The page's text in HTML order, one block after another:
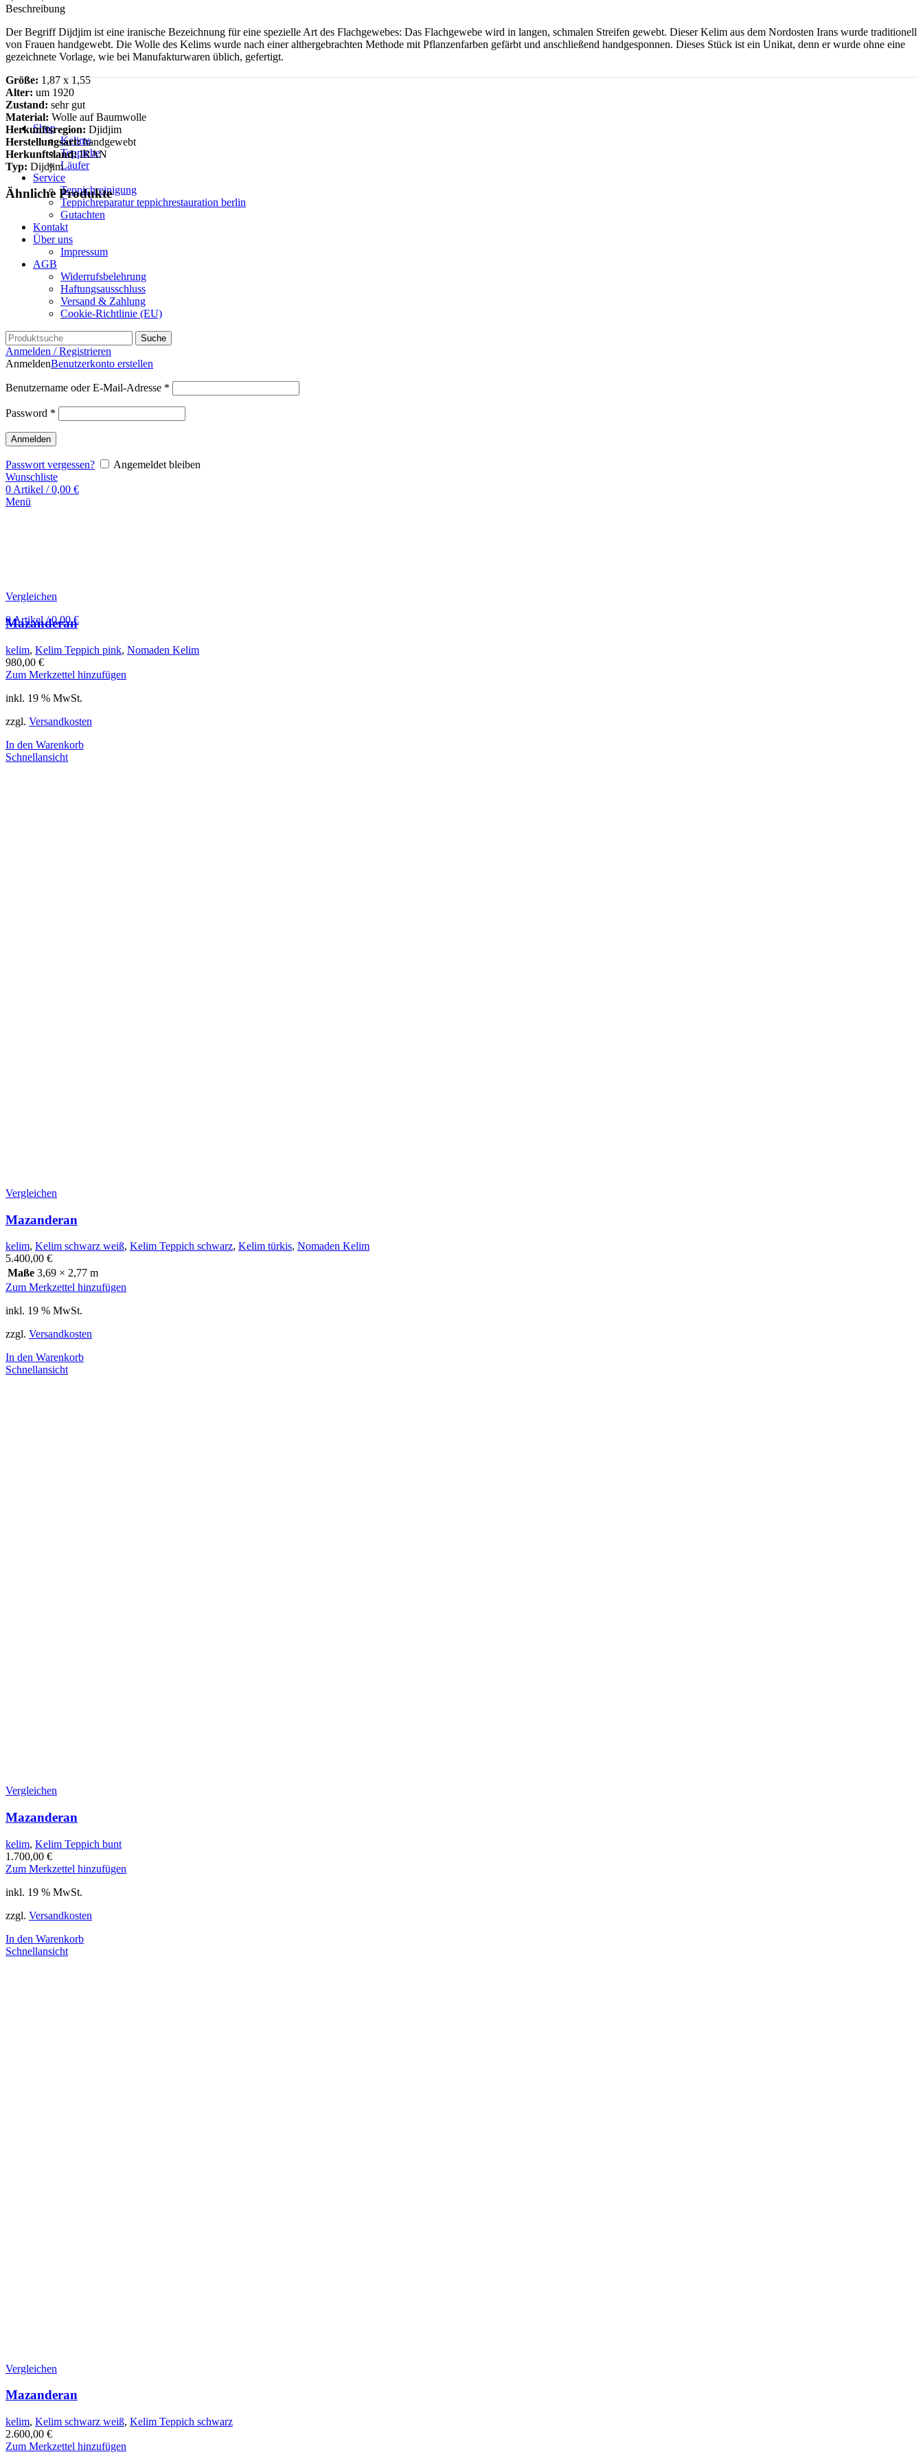
Shop
Kelims
Teppiche
Läufer
Service
Teppichreinigung
Teppichreparatur teppichrestauration berlin
Gutachten
Kontakt
Über uns
Impressum
AGB
Widerrufsbelehrung
Haftungsausschluss
Versand & Zahlung
Cookie-Richtlinie (EU)
Suche
Anmelden / Registrieren
AnmeldenBenutzerkonto erstellen
Benutzername oder E-Mail-Adresse *
Password *
Anmelden
Passwort vergessen?
Angemeldet bleiben
Wunschliste
0 Artikel / 0,00 €
Menü
0Artikel / 0,00€
Beschreibung
Der Begriff Dijdjim ist eine iranische Bezeichnung für eine spezielle Art des Flachgewebes: Das Flachgewebe wird in langen, schmalen Streifen gewebt. Dieser Kelim aus dem Nordosten Irans wurde traditionell
von Frauen handgewebt. Die Wolle des Kelims wurde nach einer althergebrachten Methode mit Pflanzenfarben gefärbt und anschließend handgesponnen. Dieses Stück ist ein Unikat, denn er wurde ohne eine
gezeichnete Vorlage, wie bei Manufakturwaren üblich, gefertigt.
Größe:1,87 x 1,55
Alter: um 1920
Zustand: sehr gut
Material: Wolle auf Baumwolle
Herkunftsregion: Djidjim
Herstellungsart:handgewebt
Herkunftsland:IRAN
Typ: Dijdjim
Ähnliche Produkte
Vergleichen
Mazanderan
kelim, Kelim Teppich pink, Nomaden Kelim
980,00 €
Zum Merkzettel hinzufügen
inkl. 19 % MwSt.
zzgl. Versandkosten
In den Warenkorb
Schnellansicht
Vergleichen
Mazanderan
kelim, Kelim schwarz weiß, Kelim Teppich schwarz, Kelim türkis, Nomaden Kelim
5.400,00 €
Maße 3,69 × 2,77 m
Zum Merkzettel hinzufügen
inkl. 19 % MwSt.
zzgl. Versandkosten
In den Warenkorb
Schnellansicht
Vergleichen
Mazanderan
kelim, Kelim Teppich bunt
1.700,00 €
Zum Merkzettel hinzufügen
inkl. 19 % MwSt.
zzgl. Versandkosten
In den Warenkorb
Schnellansicht
Vergleichen
Mazanderan
kelim, Kelim schwarz weiß, Kelim Teppich schwarz
2.600,00 €
Zum Merkzettel hinzufügen